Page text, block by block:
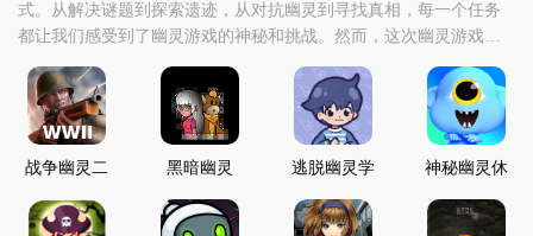
式。从解决谜题到探索遗迹，从对抗幽灵到寻找真相，每一个任务
都让我们感受到了幽灵游戏的神秘和挑战。然而，这次幽灵游戏的
合集并非就此结束。在游戏中，我们学习了如何更好地利用科技手
段提高自己的探险技能和团队协作能力，学会了如何在数字化时代
中保持创新思维和市场敏感性。这些经验将对我们未来的生活产生
积极的影响。在这个合集中，我们感谢每一个参与者的付出
战争幽灵二
黑暗幽灵
逃脱幽灵学
版
神秘幽灵休
版